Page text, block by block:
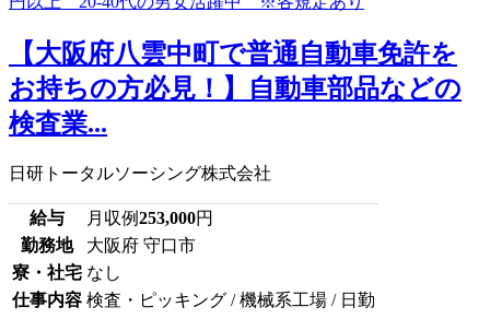
【大阪府八雲中町で普通自動車免許を
お持ちの方必見！】自動車部品などの
検査業...
日研トータルソーシング株式会社
給与 月収例253,000円
勤務地
大阪府 守口市
寮・社宅 なし
仕事内容 検査・ピッキング / 機械系工場 / 日勤